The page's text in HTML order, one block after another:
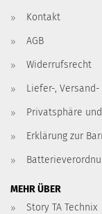
Kontakt
AGB
Widerrufsrecht
Liefer-,
Privatsphäre
Erklärung zur
MEHR ÜBER
Story TA Technix